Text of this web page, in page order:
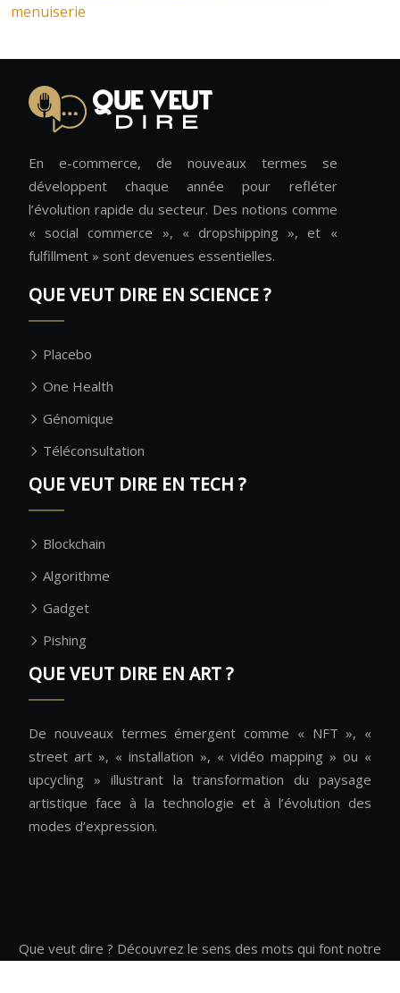
menuiserie
En e-commerce, de nouveaux termes se
développent chaque année pour refléter
l’évolution rapide du secteur. Des notions comme
« social commerce », « dropshipping », et «
fulfillment » sont devenues essentielles.
QUE VEUT DIRE EN SCIENCE ?
Placebo
One Health
Génomique
Téléconsultation
QUE VEUT DIRE EN TECH ?
Blockchain
Algorithme
Gadget
Pishing
QUE VEUT DIRE EN ART ?
De nouveaux termes émergent comme « NFT », «
street art », « installation », « vidéo mapping » ou «
upcycling » illustrant la transformation du paysage
artistique face à la technologie et à l’évolution des
modes d’expression.
Que veut dire ? Découvrez le sens des mots qui font notre